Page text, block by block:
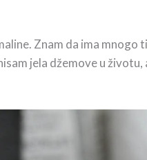
Znam da ima mnogo
jela džemove u životu,